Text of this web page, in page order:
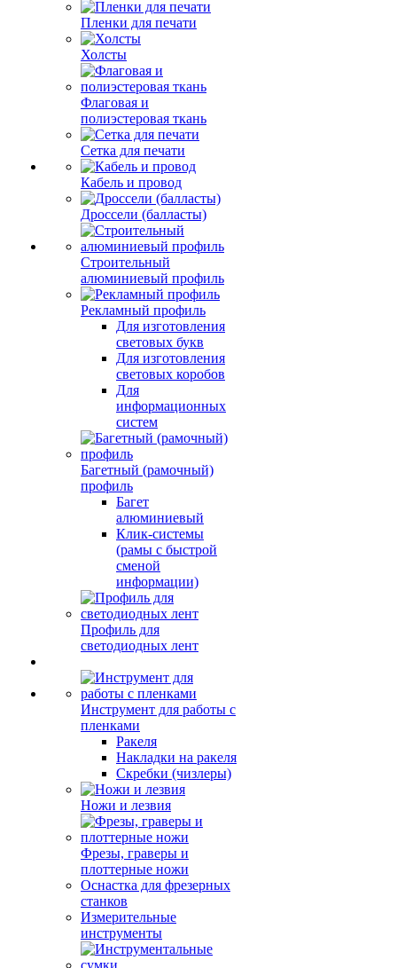
Пленки для печати
Холсты
Флаговая и
полиэстеровая ткань
Сетка для печати
Кабель и провод
Дроссели (балласты)
Строительный
алюминиевый профиль
Рекламный профиль
Для изготовления
световых букв
Для изготовления
световых коробов
Для
информационных
систем
Багетный (рамочный)
профиль
Багет
алюминиевый
Клик-системы
(рамы с быстрой
сменой
информации)
Профиль для
светодиодных лент
Инструмент для работы с
пленками
Ракеля
Накладки на ракеля
Скребки (чизлеры)
Ножи и лезвия
Фрезы, граверы и
плоттерные ножи
Оснастка для фрезерных
станков
Измерительные
инструменты